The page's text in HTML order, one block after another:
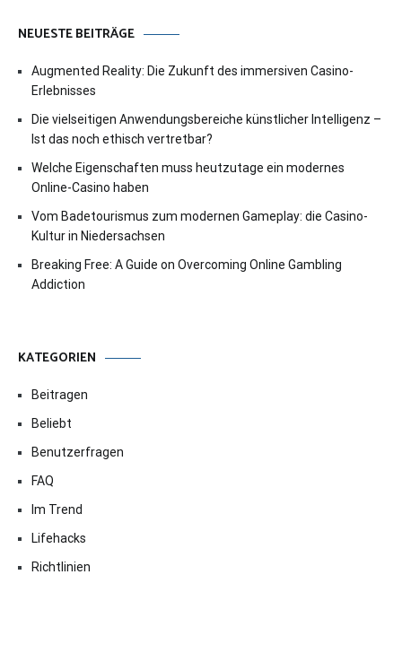
NEUESTE BEITRÄGE
Augmented Reality: Die Zukunft des immersiven Casino-
Erlebnisses
Die vielseitigen Anwendungsbereiche künstlicher Intelligenz –
Ist das noch ethisch vertretbar?
Welche Eigenschaften muss heutzutage ein modernes
Online-Casino haben
Vom Badetourismus zum modernen Gameplay: die Casino-
Kultur in Niedersachsen
Breaking Free: A Guide on Overcoming Online Gambling
Addiction
KATEGORIEN
Beitragen
Beliebt
Benutzerfragen
FAQ
Im Trend
Lifehacks
Richtlinien